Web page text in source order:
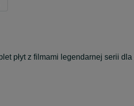
płyt z filmami legendarnej serii dla